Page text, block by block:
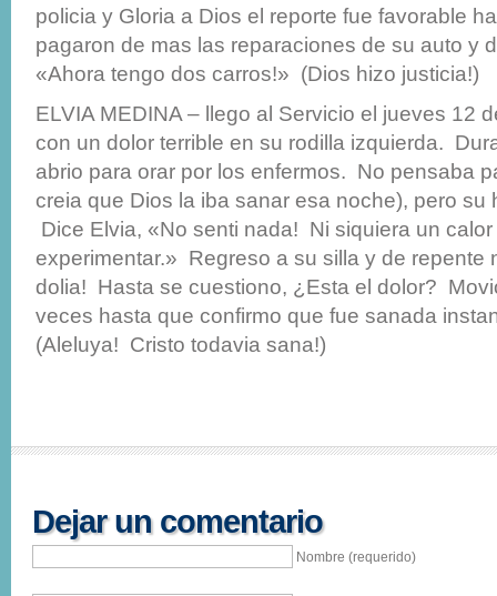
policia y Gloria a Dios el reporte fue favorable
pagaron de mas las reparaciones de su auto y
«Ahora tengo dos carros!» (Dios hizo justicia!)
ELVIA MEDINA – llego al Servicio el jueves 12
con un dolor terrible en su rodilla izquierda.
abrio para orar por los enfermos. No pensaba
creia que Dios la iba sanar esa noche), pero su
Dice Elvia, «No senti nada! Ni siquiera un
experimentar.» Regreso a su silla y de repente
dolia! Hasta se cuestiono, ¿Esta el dolor?
veces hasta que confirmo que fue sanada
(Aleluya! Cristo todavia sana!)
Dejar un comentario
Nombre (requerido)